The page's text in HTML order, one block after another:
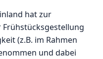
hat zur
(z.B. im Rahmen
und dabei